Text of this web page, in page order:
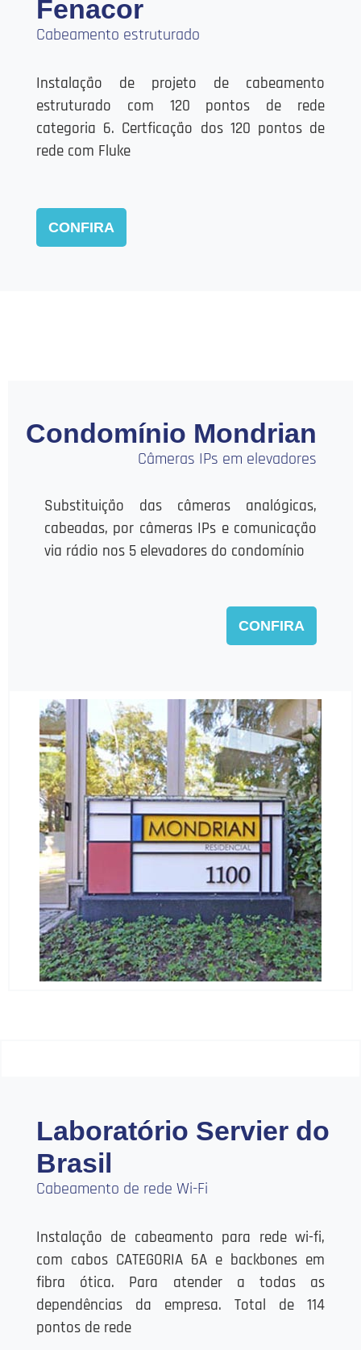
Fenacor
Cabeamento estruturado
Instalação de projeto de cabeamento
estruturado com 120 pontos de rede
categoria 6. Certficação dos 120 pontos de
rede com Fluke
CONFIRA
Condomínio Mondrian
Câmeras IPs em elevadores
Substituição das câmeras analógicas,
cabeadas, por câmeras IPs e comunicação
via rádio nos 5 elevadores do condomínio
CONFIRA
Laboratório Servier do
Brasil
Cabeamento de rede Wi-Fi
Instalação de cabeamento para rede wi-fi,
com cabos CATEGORIA 6A e backbones em
fibra ótica. Para atender a todas as
dependências da empresa. Total de 114
pontos de rede